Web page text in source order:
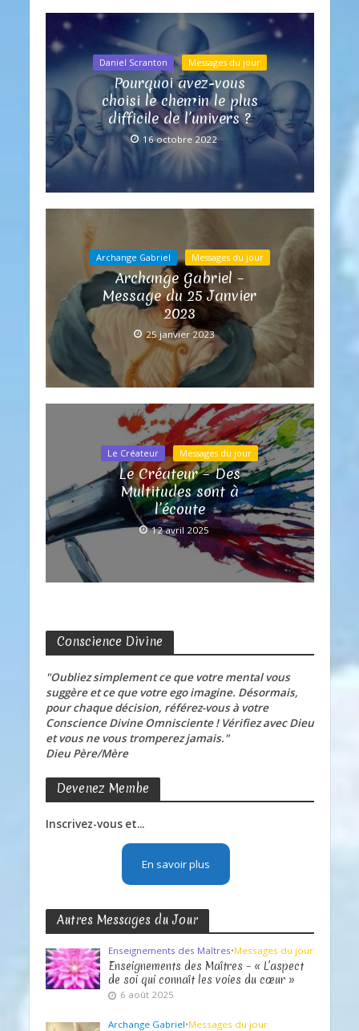
Daniel Scranton Messages du jour
Pourquoi avez-vous
choisi le chemin le plus
difficile de l’univers ?
16 octobre 2022
Archange Gabriel Messages du jour
Archange Gabriel –
Message du 25 Janvier
2023
25 janvier 2023
Le Créateur Messages du jour
Le Créateur – Des
Multitudes sont à
l’écoute
12 avril 2025
Conscience Divine
"Oubliez simplement ce que votre mental vous
suggère et ce que votre ego imagine. Désormais,
pour chaque décision, référez-vous à votre
Conscience Divine Omnisciente ! Vérifiez avec Dieu
et vous ne vous tromperez jamais."
Dieu Père/Mère
Devenez Membe
Inscrivez-vous et...
En savoir plus
Autres Messages du Jour
Enseignements des Maîtres•Messages du jour
Enseignements des Maîtres – « L’aspect
de soi qui connaît les voies du cœur »
6 août 2025
Archange Gabriel•Messages du jour